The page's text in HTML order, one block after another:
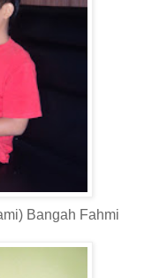
Bangah Fahmi